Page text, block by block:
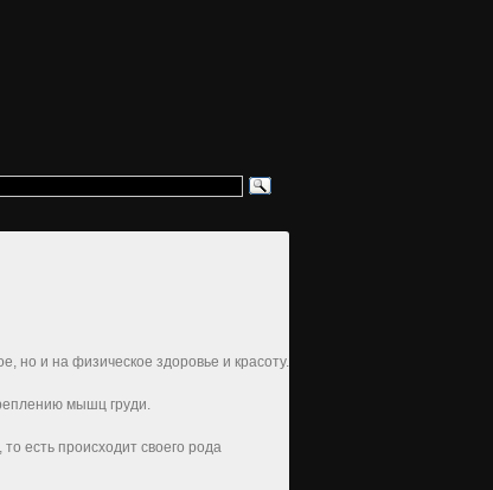
но и на физическое здоровье и красоту.
мышц груди.
есть происходит своего рода